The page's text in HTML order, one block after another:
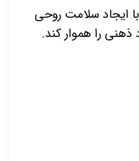
ایجاد سلامت روحی
ذهنی را هموار کند.